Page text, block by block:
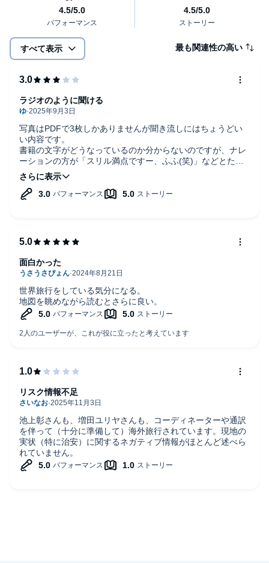
すべて表示 最も関連性の高い
写真はPDFで3枚しかありませんが聞き流しにはちょうどい
い内容です。
書籍の文字がどうなっているのか分からないのですが、ナレ
ーションの方が「スリル満点ですー、ふふ(笑)」などとたま
に笑い声を入れたり、笑いながら話したりするのが気になっ
てしまいました。
なんとなく池上彰さんを真似て話しているようです。
ラジオのように聞ける
世界旅行をしている気分になる。
地図を眺めながら読むとさらに良い。
面白かった
池上彰さんも、増田ユリヤさんも、コーディネーターや通訳
を伴って（十分に準備して）海外旅行されています。現地の
実状（特に治安）に関するネガティブ情報がほとんど述べら
れていません。
リスク情報不足